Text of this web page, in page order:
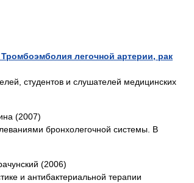
легочной артерии, рак
студентов и слушателей медицинских
(2007)
бронхолегочной системы. В
(2006)
и антибактериальной терапии